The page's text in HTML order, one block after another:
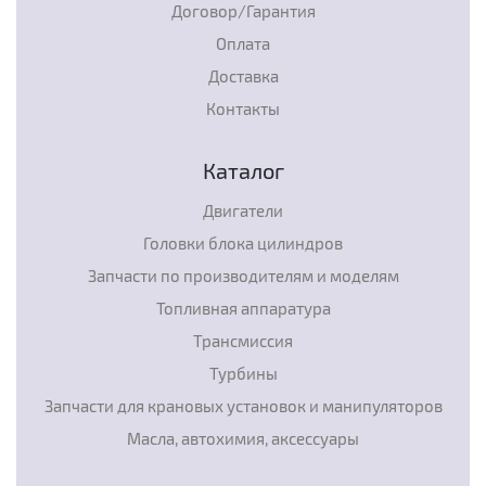
Договор/Гарантия
Оплата
Доставка
Контакты
Каталог
Двигатели
Головки блока цилиндров
Запчасти по производителям и моделям
Топливная аппаратура
Трансмиссия
Турбины
Запчасти для крановых установок и манипуляторов
Масла, автохимия, аксессуары